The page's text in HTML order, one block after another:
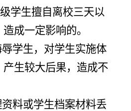
学生擅自离校三天以
成一定影响的。
学生，对学生实施体
产生较大后果，造成不
料或学生档案材料丢